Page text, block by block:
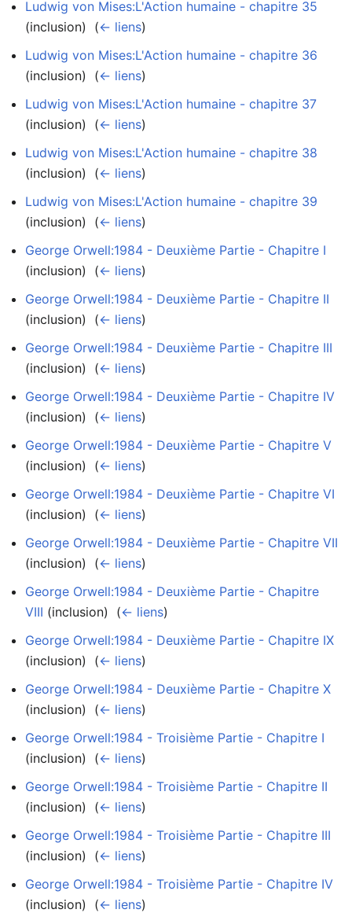
Ludwig von Mises:L'Action humaine - chapitre 35
(inclusion) ‎ (← liens)
Ludwig von Mises:L'Action humaine - chapitre 36
(inclusion) ‎ (← liens)
Ludwig von Mises:L'Action humaine - chapitre 37
(inclusion) ‎ (← liens)
Ludwig von Mises:L'Action humaine - chapitre 38
(inclusion) ‎ (← liens)
Ludwig von Mises:L'Action humaine - chapitre 39
(inclusion) ‎ (← liens)
George Orwell:1984 - Deuxième Partie - Chapitre I
(inclusion) ‎ (← liens)
George Orwell:1984 - Deuxième Partie - Chapitre II
(inclusion) ‎ (← liens)
George Orwell:1984 - Deuxième Partie - Chapitre III
(inclusion) ‎ (← liens)
George Orwell:1984 - Deuxième Partie - Chapitre IV
(inclusion) ‎ (← liens)
George Orwell:1984 - Deuxième Partie - Chapitre V
(inclusion) ‎ (← liens)
George Orwell:1984 - Deuxième Partie - Chapitre VI
(inclusion) ‎ (← liens)
George Orwell:1984 - Deuxième Partie - Chapitre VII
(inclusion) ‎ (← liens)
George Orwell:1984 - Deuxième Partie - Chapitre
VIII (inclusion) ‎ (← liens)
George Orwell:1984 - Deuxième Partie - Chapitre IX
(inclusion) ‎ (← liens)
George Orwell:1984 - Deuxième Partie - Chapitre X
(inclusion) ‎ (← liens)
George Orwell:1984 - Troisième Partie - Chapitre I
(inclusion) ‎ (← liens)
George Orwell:1984 - Troisième Partie - Chapitre II
(inclusion) ‎ (← liens)
George Orwell:1984 - Troisième Partie - Chapitre III
(inclusion) ‎ (← liens)
George Orwell:1984 - Troisième Partie - Chapitre IV
(inclusion) ‎ (← liens)